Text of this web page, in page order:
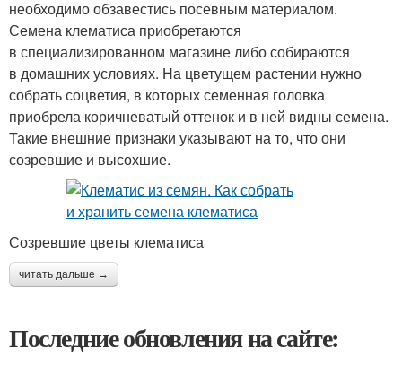
необходимо обзавестись посевным материалом.
Семена клематиса приобретаются
в специализированном магазине либо собираются
в домашних условиях. На цветущем растении нужно
собрать соцветия, в которых семенная головка
приобрела коричневатый оттенок и в ней видны семена.
Такие внешние признаки указывают на то, что они
созревшие и высохшие.
Созревшие цветы клематиса
читать дальше →
Последние обновления на сайте: